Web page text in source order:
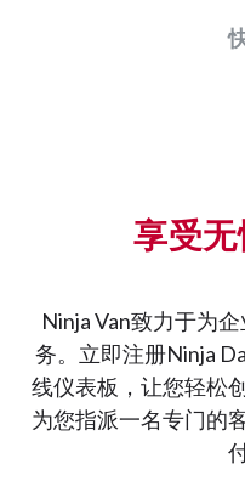
享受
Ninja Van致力于为
务。立即注册Ninja
线仪表板，让您轻松
为您指派一名专门的